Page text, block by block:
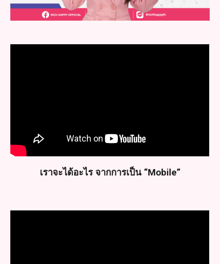
เราจะได้อะไร จากการเป็น “Mobile”